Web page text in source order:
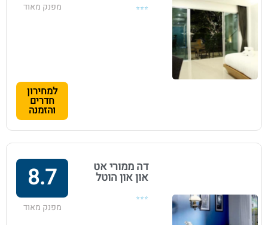
⭐⭐⭐ מפנק מאוד
למחירון
חדרים
והזמנה
דה ממורי אט
און און הוטל
⭐⭐⭐
8.7
מפנק מאוד